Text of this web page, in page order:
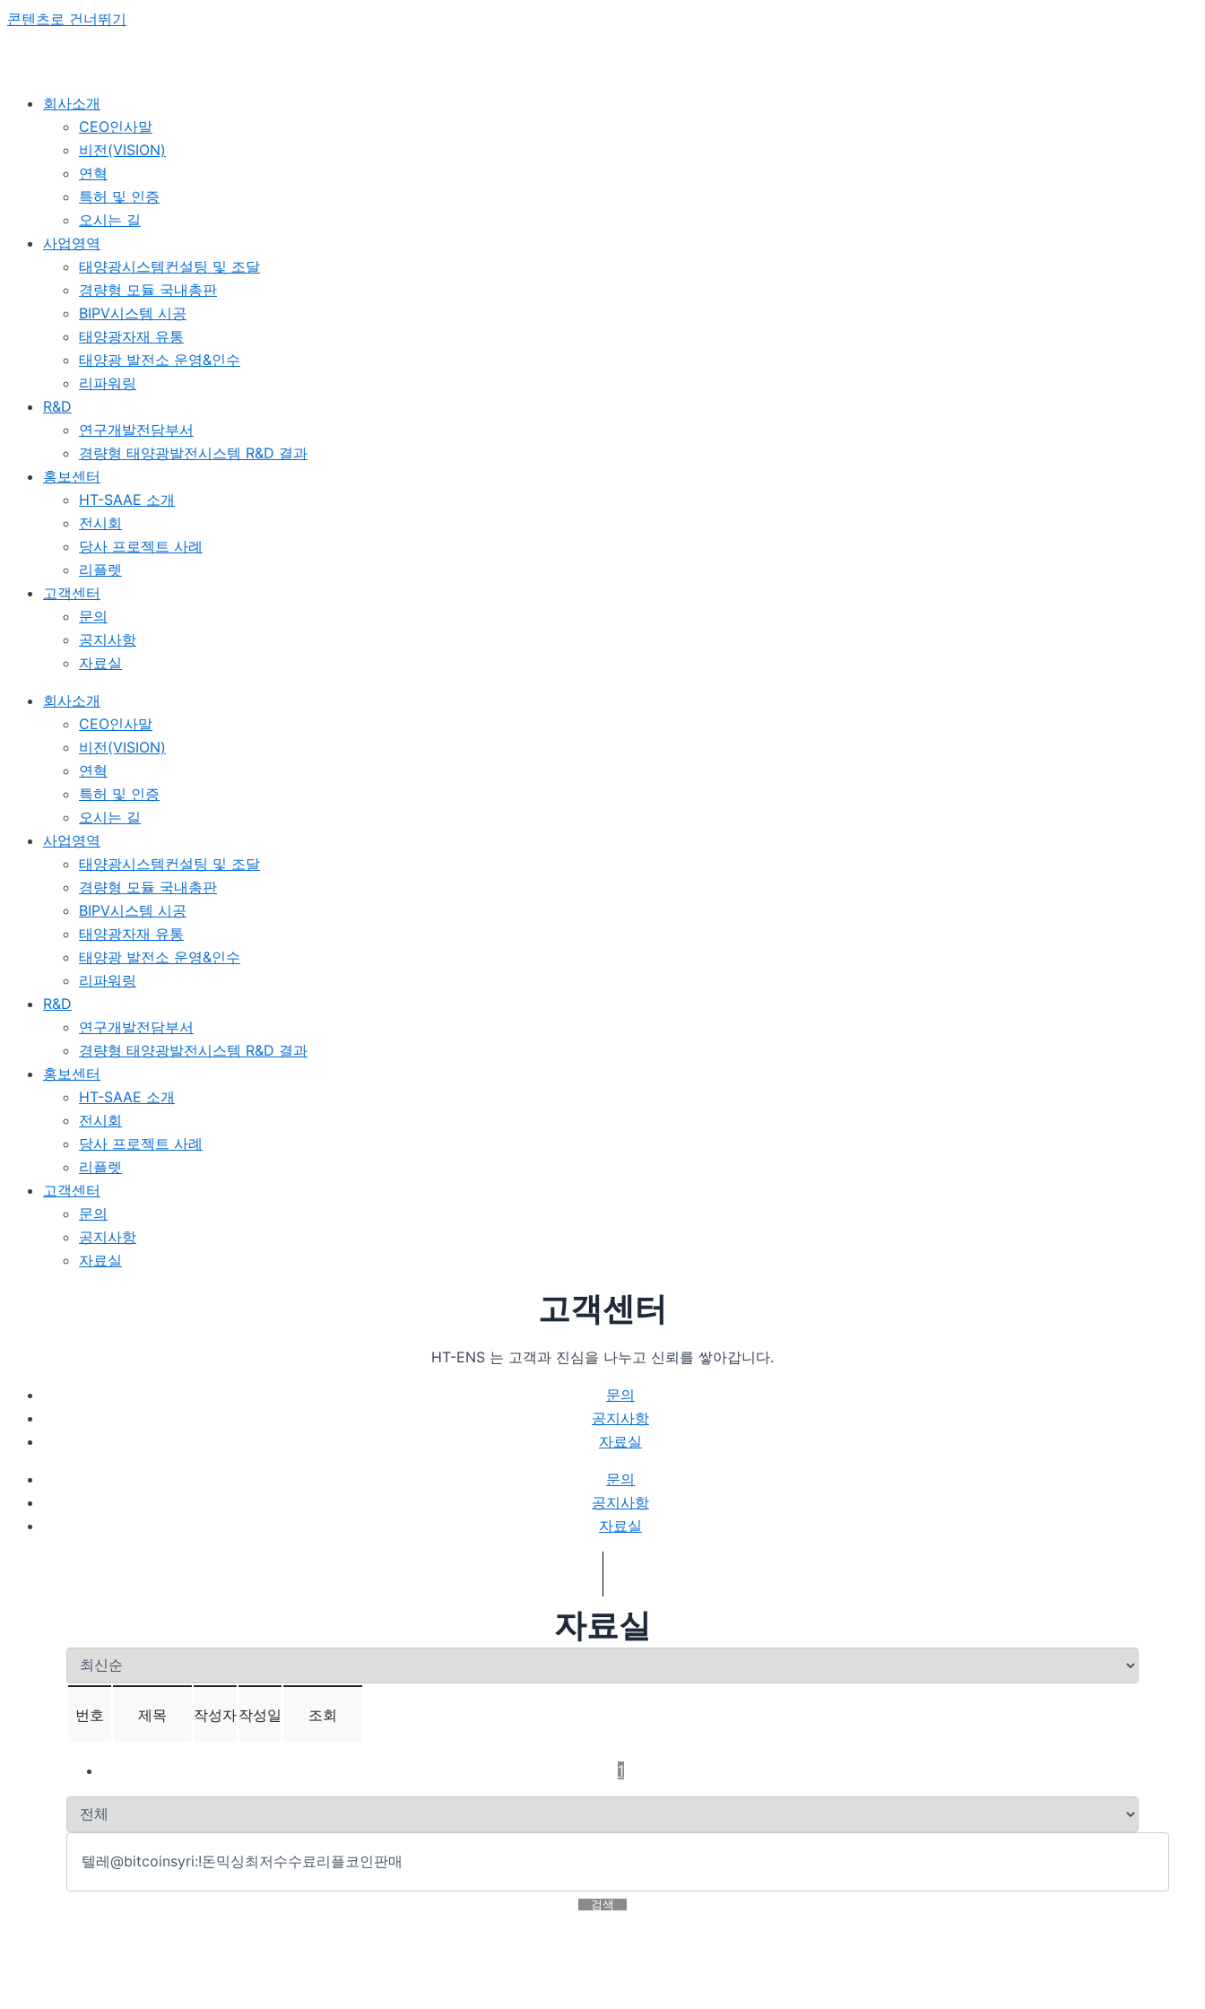
콘텐츠로 건너뛰기
회사소개
CEO인사말
비전(VISION)
연혁
특허 및 인증
오시는 길
사업영역
태양광시스템컨설팅 및 조달
경량형 모듈 국내총판
BIPV시스템 시공
태양광자재 유통
태양광 발전소 운영&인수
리파워링
R&D
연구개발전담부서
경량형 태양광발전시스템 R&D 결과
홍보센터
HT-SAAE 소개
전시회
당사 프로젝트 사례
리플렛
고객센터
문의
공지사항
자료실
회사소개
CEO인사말
비전(VISION)
연혁
특허 및 인증
오시는 길
사업영역
태양광시스템컨설팅 및 조달
경량형 모듈 국내총판
BIPV시스템 시공
태양광자재 유통
태양광 발전소 운영&인수
리파워링
R&D
연구개발전담부서
경량형 태양광발전시스템 R&D 결과
홍보센터
HT-SAAE 소개
전시회
당사 프로젝트 사례
리플렛
고객센터
문의
공지사항
자료실
고객센터
HT-ENS 는 고객과 진심을 나누고 신뢰를 쌓아갑니다.
문의
공지사항
자료실
문의
공지사항
자료실
자료실
번호 제목 작성자작성일 조회
1
검색